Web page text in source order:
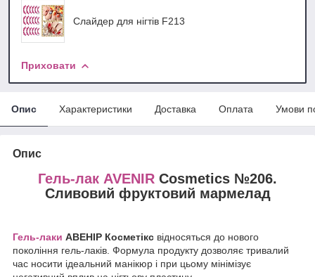
Слайдер для нігтів F213
Приховати
Опис Характеристики Доставка Оплата Умови
Опис
Гель-лак AVENIR Cosmetics №206.
Сливовий фруктовий мармелад
Гель-лаки АВЕНІР Косметікс відносяться до нового
покоління гель-лаків. Формула продукту дозволяє тривалий
час носити ідеальний манікюр і при цьому мінімізує